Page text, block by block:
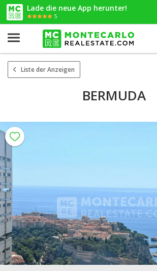
Lade die neue App herunter!
5
Liste der Anzeigen
BERMUDA